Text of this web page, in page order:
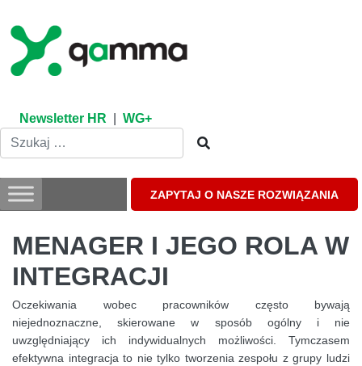
content
Newsletter HR WG+
ZAPYTAJ O NASZE ROZWIĄZANIA
MENAGER I JEGO ROLA W
INTEGRACJI
Oczekiwania wobec pracowników często bywają
niejednoznaczne, skierowane w sposób ogólny i nie
uwzględniający ich indywidualnych możliwości. Tymczasem
efektywna integracja to nie tylko tworzenia zespołu z grupy ludzi